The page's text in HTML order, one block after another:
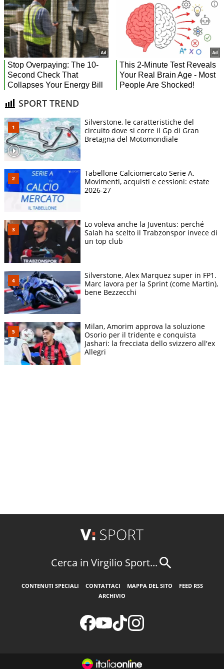
SPORT TREND
Silverstone, le caratteristiche del
circuito dove si corre il Gp di Gran
Bretagna del Motomondiale
Tabellone Calciomercato Serie A.
Movimenti, acquisti e cessioni: estate
2026-27
Lo voleva anche la Juventus: perché
Salah ha scelto il Trabzonspor invece di
un top club
Silverstone, Alex Marquez super in FP1.
Marc lavora per la Sprint (come Martin),
bene Bezzecchi
Milan, Amorim approva la soluzione
Osorio per il tridente e conquista
Jashari: la frecciata dello svizzero all'ex
Allegri
Cerca in Virgilio Sport...
CONTENUTI SPECIALI CONTATTACI MAPPA DEL SITO
FEED RSS
ARCHIVIO